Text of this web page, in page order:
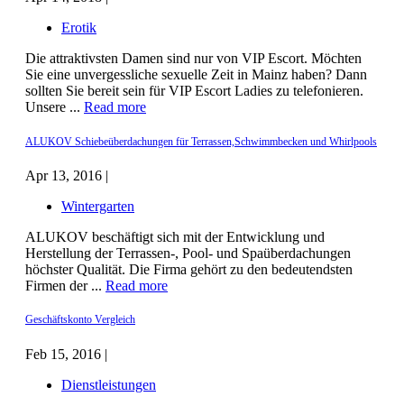
Erotik
Die attraktivsten Damen sind nur von VIP Escort. Möchten
Sie eine unvergessliche sexuelle Zeit in Mainz haben? Dann
sollten Sie bereit sein für VIP Escort Ladies zu telefonieren.
Unsere ... Read more
ALUKOV Schiebeüberdachungen für Terrassen,Schwimmbecken und Whirlpools
Apr 13, 2016 |
Wintergarten
ALUKOV beschäftigt sich mit der Entwicklung und
Herstellung der Terrassen-, Pool- und Spaüberdachungen
höchster Qualität. Die Firma gehört zu den bedeutendsten
Firmen der ... Read more
Geschäftskonto Vergleich
Feb 15, 2016 |
Dienstleistungen